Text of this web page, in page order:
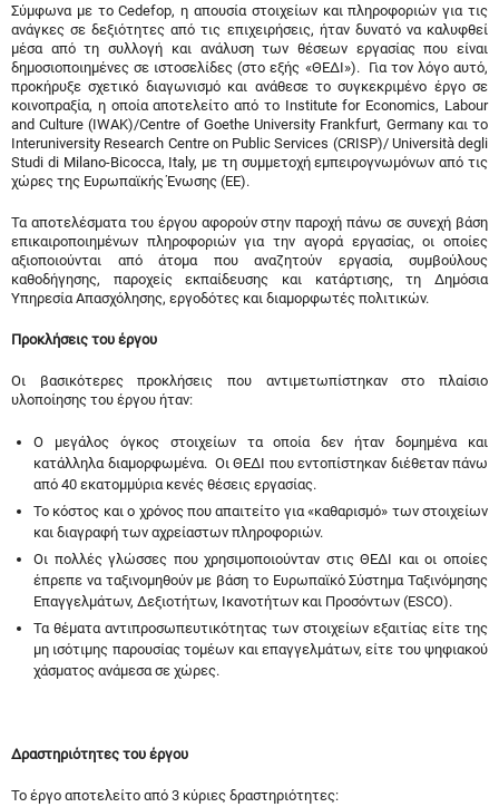
Σύμφωνα με το Cedefop, η απουσία στοιχείων και πληροφοριών για τις
ανάγκες σε δεξιότητες από τις επιχειρήσεις, ήταν δυνατό να καλυφθεί
μέσα από τη συλλογή και ανάλυση των θέσεων εργασίας που είναι
δημοσιοποιημένες σε ιστοσελίδες (στο εξής «ΘΕΔΙ»). Για τον λόγο αυτό,
προκήρυξε σχετικό διαγωνισμό και ανάθεσε το συγκεκριμένο έργο σε
κοινοπραξία, η οποία αποτελείτο από το Institute for Economics, Labour
and Culture (IWAK)/Centre of Goethe University Frankfurt, Germany και το
Interuniversity Research Centre on Public Services (CRISP)/ Università degli
Studi di Milano-Bicocca, Italy, με τη συμμετοχή εμπειρογνωμόνων από τις
χώρες της Ευρωπαϊκής Ένωσης (ΕΕ).
Τα αποτελέσματα του έργου αφορούν στην παροχή πάνω σε συνεχή βάση
επικαιροποιημένων πληροφοριών για την αγορά εργασίας, οι οποίες
αξιοποιούνται από άτομα που αναζητούν εργασία, συμβούλους
καθοδήγησης, παροχείς εκπαίδευσης και κατάρτισης, τη Δημόσια
Υπηρεσία Απασχόλησης, εργοδότες και διαμορφωτές πολιτικών.
Προκλήσεις του έργου
Οι βασικότερες προκλήσεις που αντιμετωπίστηκαν στο πλαίσιο
υλοποίησης του έργου ήταν:
Ο μεγάλος όγκος στοιχείων τα οποία δεν ήταν δομημένα και
κατάλληλα διαμορφωμένα. Οι ΘΕΔΙ που εντοπίστηκαν διέθεταν πάνω
από 40 εκατομμύρια κενές θέσεις εργασίας.
Το κόστος και ο χρόνος που απαιτείτο για «καθαρισμό» των στοιχείων
και διαγραφή των αχρείαστων πληροφοριών.
Οι πολλές γλώσσες που χρησιμοποιούνταν στις ΘΕΔΙ και οι οποίες
έπρεπε να ταξινομηθούν με βάση το Ευρωπαϊκό Σύστημα Ταξινόμησης
Επαγγελμάτων, Δεξιοτήτων, Ικανοτήτων και Προσόντων (ESCO).
Τα θέματα αντιπροσωπευτικότητας των στοιχείων εξαιτίας είτε της
μη ισότιμης παρουσίας τομέων και επαγγελμάτων, είτε του ψηφιακού
χάσματος ανάμεσα σε χώρες.
Δραστηριότητες του έργου
Το έργο αποτελείτο από 3 κύριες δραστηριότητες: